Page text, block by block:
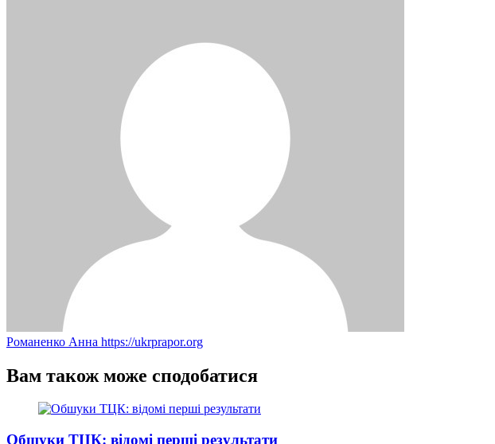
Романенко Анна https://ukrprapor.org
Вам також може сподобатися
Обшуки ТЦК: відомі перші результати